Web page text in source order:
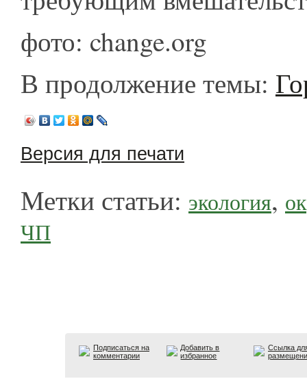
фото: change.org
В продолжение темы:
Версия для печати
Метки статьи: экология,
ЧП
Подписаться на
комментарии
Добавить в
избранное
Ссылка